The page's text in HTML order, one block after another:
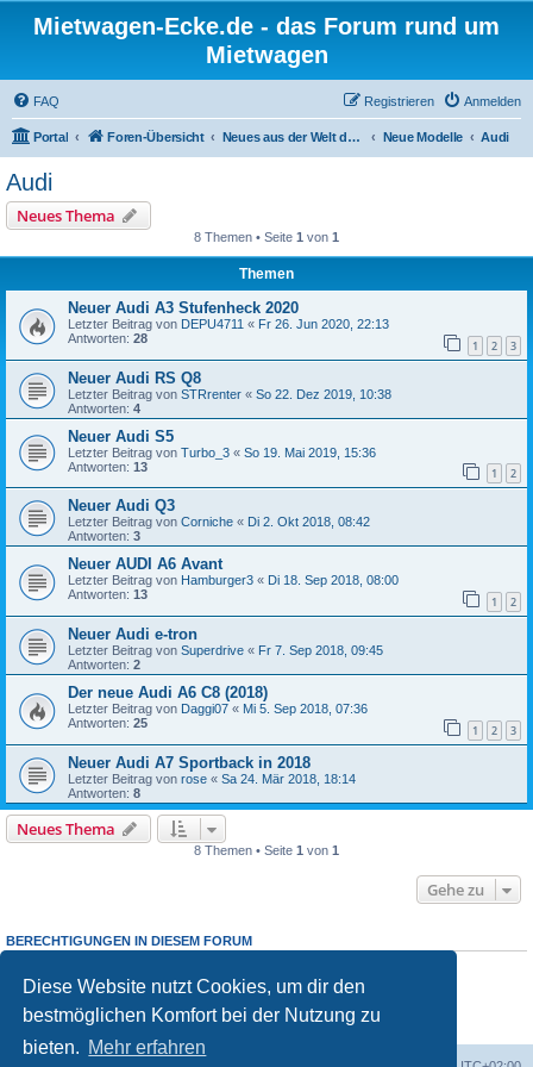
Diese Website nutzt Cookies, um dir den
bestmöglichen Komfort bei der Nutzung zu
bieten. Mehr erfahren
Mietwagen-Ecke.de - das Forum rund um
Mietwagen
FAQ Anmelden
Registrieren
Portal Foren-Übersicht Neues aus der Welt der Autos Neue Modelle Audi
Audi
Neues Thema
8 Themen • Seite 1 von 1
Themen
Neuer Audi A3 Stufenheck 2020
Letzter Beitrag von DEPU4711 « Fr 26. Jun 2020, 22:13
Antworten: 28 1 2 3
Neuer Audi RS Q8
Letzter Beitrag von STRrenter « So 22. Dez 2019, 10:38
Antworten: 4
Neuer Audi S5
Letzter Beitrag von Turbo_3 « So 19. Mai 2019, 15:36
Antworten: 13 1 2
Neuer Audi Q3
Letzter Beitrag von Corniche « Di 2. Okt 2018, 08:42
Antworten: 3
Neuer AUDI A6 Avant
Letzter Beitrag von Hamburger3 « Di 18. Sep 2018, 08:00
Antworten: 13 1 2
Neuer Audi e-tron
Letzter Beitrag von Superdrive « Fr 7. Sep 2018, 09:45
Antworten: 2
Der neue Audi A6 C8 (2018)
Letzter Beitrag von Daggi07 « Mi 5. Sep 2018, 07:36
Antworten: 25 1 2 3
Neuer Audi A7 Sportback in 2018
Letzter Beitrag von rose « Sa 24. Mär 2018, 18:14
Antworten: 8
Neues Thema
8 Themen • Seite 1 von 1
Gehe zu
BERECHTIGUNGEN IN DIESEM FORUM
Du darfst keineAntworten zu Themen in diesem Forum erstellen.
Du darfst deine Beiträge in diesem Forumnichtändern.
Du darfst deine Beiträge in diesem Forum nicht löschen.
keine